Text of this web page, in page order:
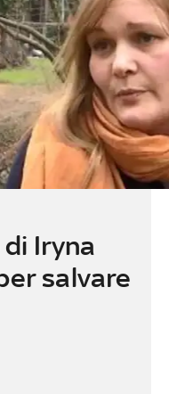
Iryna
salvare